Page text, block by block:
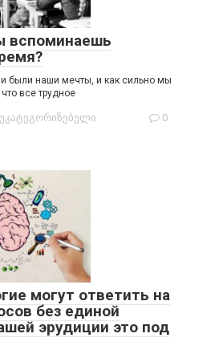
вспоминаешь
были наши мечты, и как сильно мы
все трудное
0
могут ответить на
без единой
эрудиции это под